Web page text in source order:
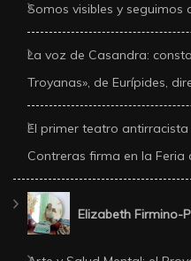
Somos visibles y seguimos
La voz de Casandra:
Troyanas», de Eurípides,
El primer teatro
Contreras firma en la Feria
Elizabeth Firmino-